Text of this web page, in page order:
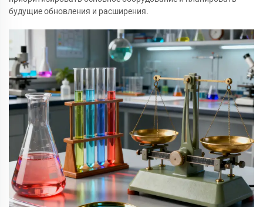
будущие обновления и расширения.